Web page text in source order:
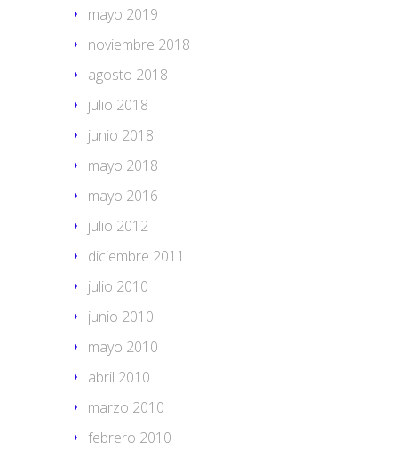
mayo 2019
noviembre 2018
agosto 2018
julio 2018
junio 2018
mayo 2018
mayo 2016
julio 2012
diciembre 2011
julio 2010
junio 2010
mayo 2010
abril 2010
marzo 2010
febrero 2010